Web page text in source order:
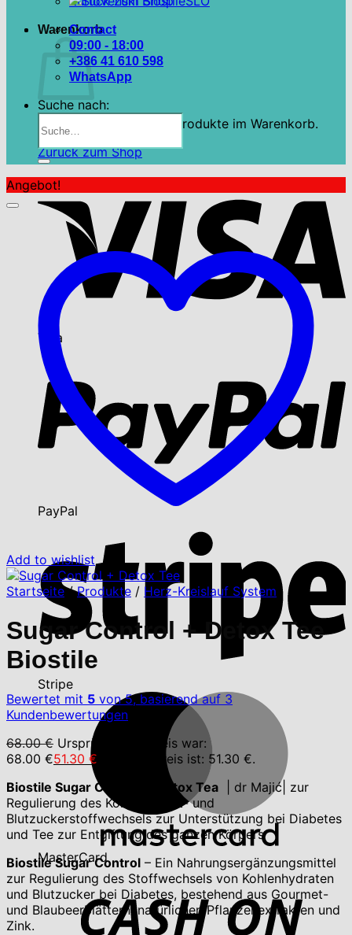
Warenkorb
Es befinden sich keine Produkte im Warenkorb.
Zurück zum Shop
Visa
PayPal
Stripe
MasterCard
Contact
09:00 - 18:00
+386 41 610 598
WhatsApp
Suche nach:
Angebot!
Add to wishlist
Startseite / Produkte / Herz-Kreislauf System
Sugar Control + Detox Tee
Biostile
Bewertet mit 5 von 5, basierend auf 3
Kundenbewertungen
68.00€ Ursprünglicher Preis war:
68.00 €51.30 € Aktueller Preis ist: 51.30 €.
Biostile Sugar Control + Detox Tea | dr Majić| zur
Regulierung des Kohlenhydrat- und
Blutzuckerstoffwechsels zur Unterstützung bei Diabetes
und Tee zur Entgiftung des ganzen Körpers
Biostile Sugar Control – Ein Nahrungsergänzungsmittel
zur Regulierung des Stoffwechsels von Kohlenhydraten
und Blutzucker bei Diabetes, bestehend aus Gourmet-
und Blaubeerblättern, natürlichen Pflanzenextrakten und
Zink.